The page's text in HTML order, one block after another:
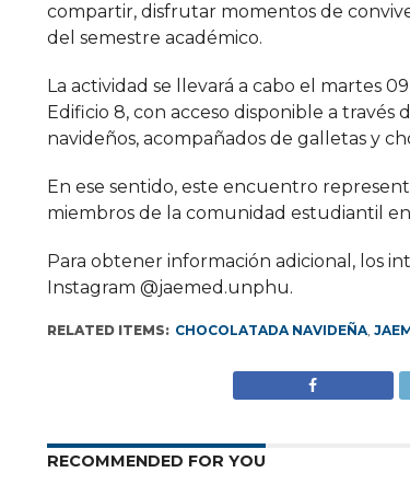
compartir, disfrutar momentos de
del semestre académico.
La actividad se llevará a cabo el martes
Edificio 8, con acceso disponible a
navideños, acompañados de galletas y
En ese sentido, este encuentro
miembros de la comunidad estudiantil
Para obtener información adicional, los
Instagram @jaemed.unphu.
RELATED ITEMS: CHOCOLATADA NAVIDEÑA,
RECOMMENDED FOR YOU